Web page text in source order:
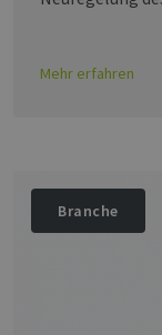
Mehr erfahren
Branche